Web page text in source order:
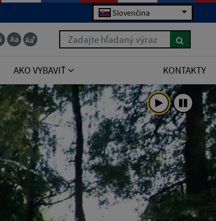
Slovenčina
Zadajte hľadaný výraz
AKO VYBAVIŤ KONTAKTY